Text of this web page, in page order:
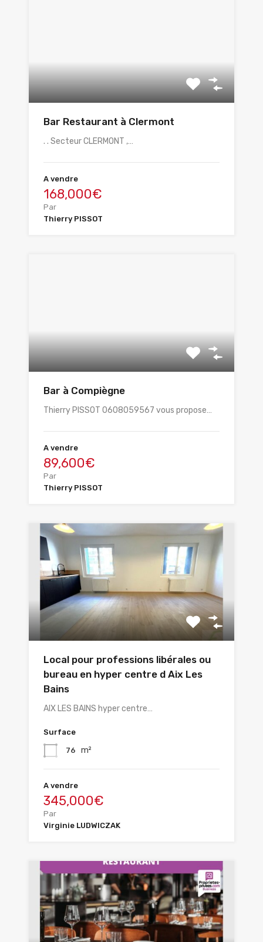
Bar Restaurant à Clermont
. . Secteur CLERMONT ,…
A vendre
168,000€
Par
Thierry PISSOT
Bar à Compiègne
Thierry PISSOT 0608059567 vous propose…
A vendre
89,600€
Par
Thierry PISSOT
Local pour professions libérales ou
bureau en hyper centre d Aix Les
Bains
AIX LES BAINS hyper centre…
Surface
76 m²
A vendre
345,000€
Par
Virginie LUDWICZAK